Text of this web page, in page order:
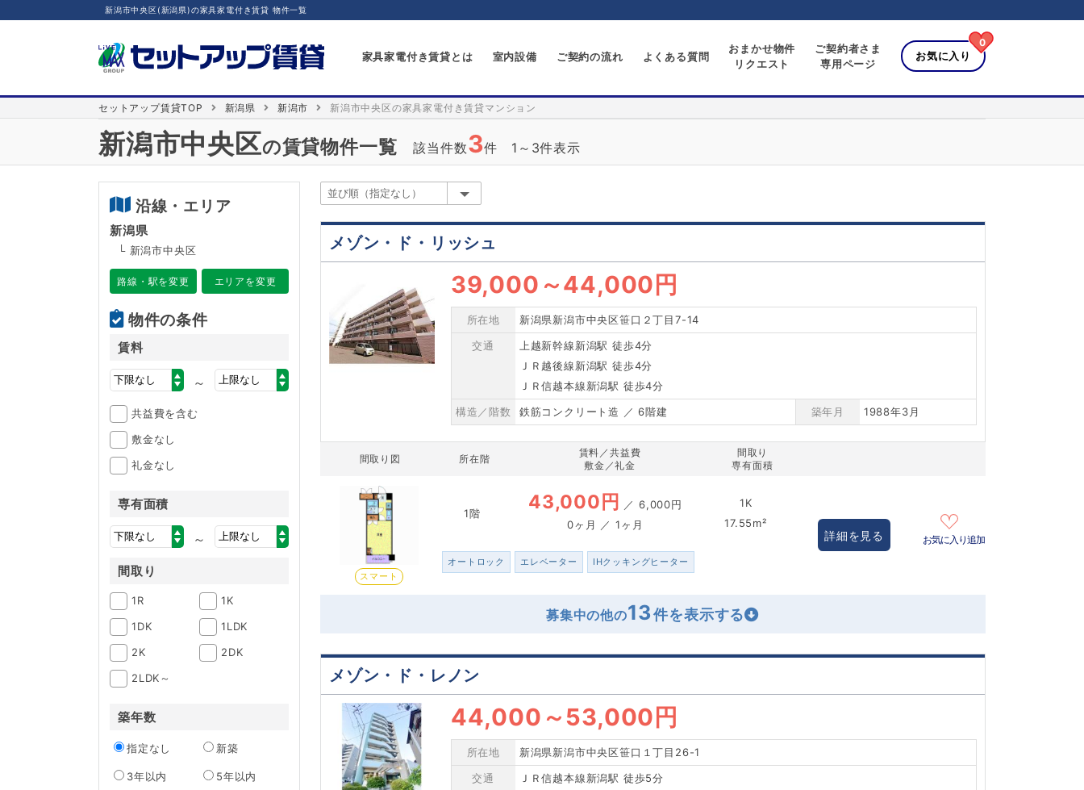
新潟市中央区(新潟県)の家具家電付き賃貸 物件一覧
家具家電付き賃貸とは 室内設備 ご契約の流れ よくある質問
おまかせ物件
リクエスト
ご契約者さま
専用ページ
お気に入り
0
セットアップ賃貸TOP 新潟県 新潟市 新潟市中央区の家具家電付き賃貸マンション
新潟市中央区の賃貸物件一覧 該当件数3件 1～3件表示
沿線・エリア
新潟県
└ 新潟市中央区
路線・駅を変更 エリアを変更
物件の条件
賃料
～
共益費を含む
敷金なし
礼金なし
専有面積
～
間取り
1R
1K
1DK
1LDK
2K
2DK
2LDK～
築年数
指定なし 新築
3年以内 5年以内
メゾン・ド・リッシュ
39,000 ～44,000円
所在地
新潟県新潟市中央区笹口２丁目7-14
交通
上越新幹線新潟駅 徒歩4分
ＪＲ越後線新潟駅 徒歩4分
ＪＲ信越本線新潟駅 徒歩4分
構造／階数
鉄筋コンクリート造 ／ 6階建 築年月 1988年3月
間取り図 所在階
賃料／共益費
敷金／礼金
間取り
専有面積
スマート
1階 43,000円 ／ 6,000円
0ヶ月 ／ 1ヶ月
1K
17.55m²
オートロック エレベーター IHクッキングヒーター
詳細を見る お気に入り追加
募集中の他の13
メゾン・ド・レノン
44,000 ～53,000円
所在地
新潟県新潟市中央区笹口１丁目26-1
交通
ＪＲ信越本線新潟駅 徒歩5分